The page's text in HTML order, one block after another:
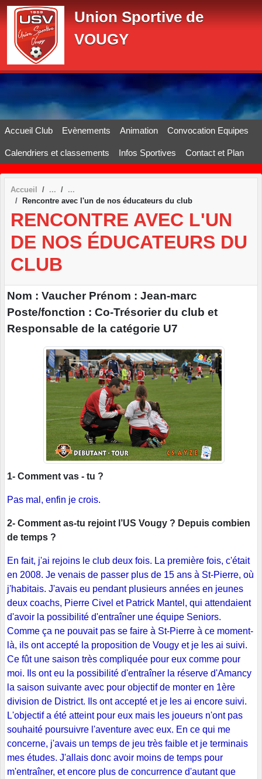
Union Sportive de
VOUGY
Accueil Club Evènements Animation Convocation Equipes
Calendriers et classements Infos Sportives Contact et Plan
Accueil
Rencontre avec l'un de nos éducateurs du club
RENCONTRE AVEC L'UN
DE NOS ÉDUCATEURS DU
CLUB
Nom : Vaucher Prénom : Jean-marc
Poste/fonction : Co-Trésorier du club et
Responsable de la catégorie U7
1- Comment vas - tu ?
Pas mal, enfin je crois.
2- Comment as-tu rejoint l’US Vougy ? Depuis combien
de temps ?
En fait, j'ai rejoins le club deux fois. La première fois, c'était
en 2008. Je venais de passer plus de 15 ans à St-Pierre, où
j'habitais. J'avais eu pendant plusieurs années en jeunes
deux coachs, Pierre Civel et Patrick Mantel, qui attendaient
d'avoir la possibilité d'entraîner une équipe Seniors.
Comme ça ne pouvait pas se faire à St-Pierre à ce moment-
là, ils ont accepté la proposition de Vougy et je les ai suivi.
Ce fût une saison très compliquée pour eux comme pour
moi. Ils ont eu la possibilité d'entraîner la réserve d'Amancy
la saison suivante avec pour objectif de monter en 1ère
division de District. Ils ont accepté et je les ai encore suivi.
L'objectif a été atteint pour eux mais les joueurs n'ont pas
souhaité poursuivre l'aventure avec eux. En ce qui me
concerne, j'avais un temps de jeu très faible et je terminais
mes études. J'allais donc avoir moins de temps pour
m'entraîner, et encore plus de concurrence d'autant que
Panneau de gestion des cookies